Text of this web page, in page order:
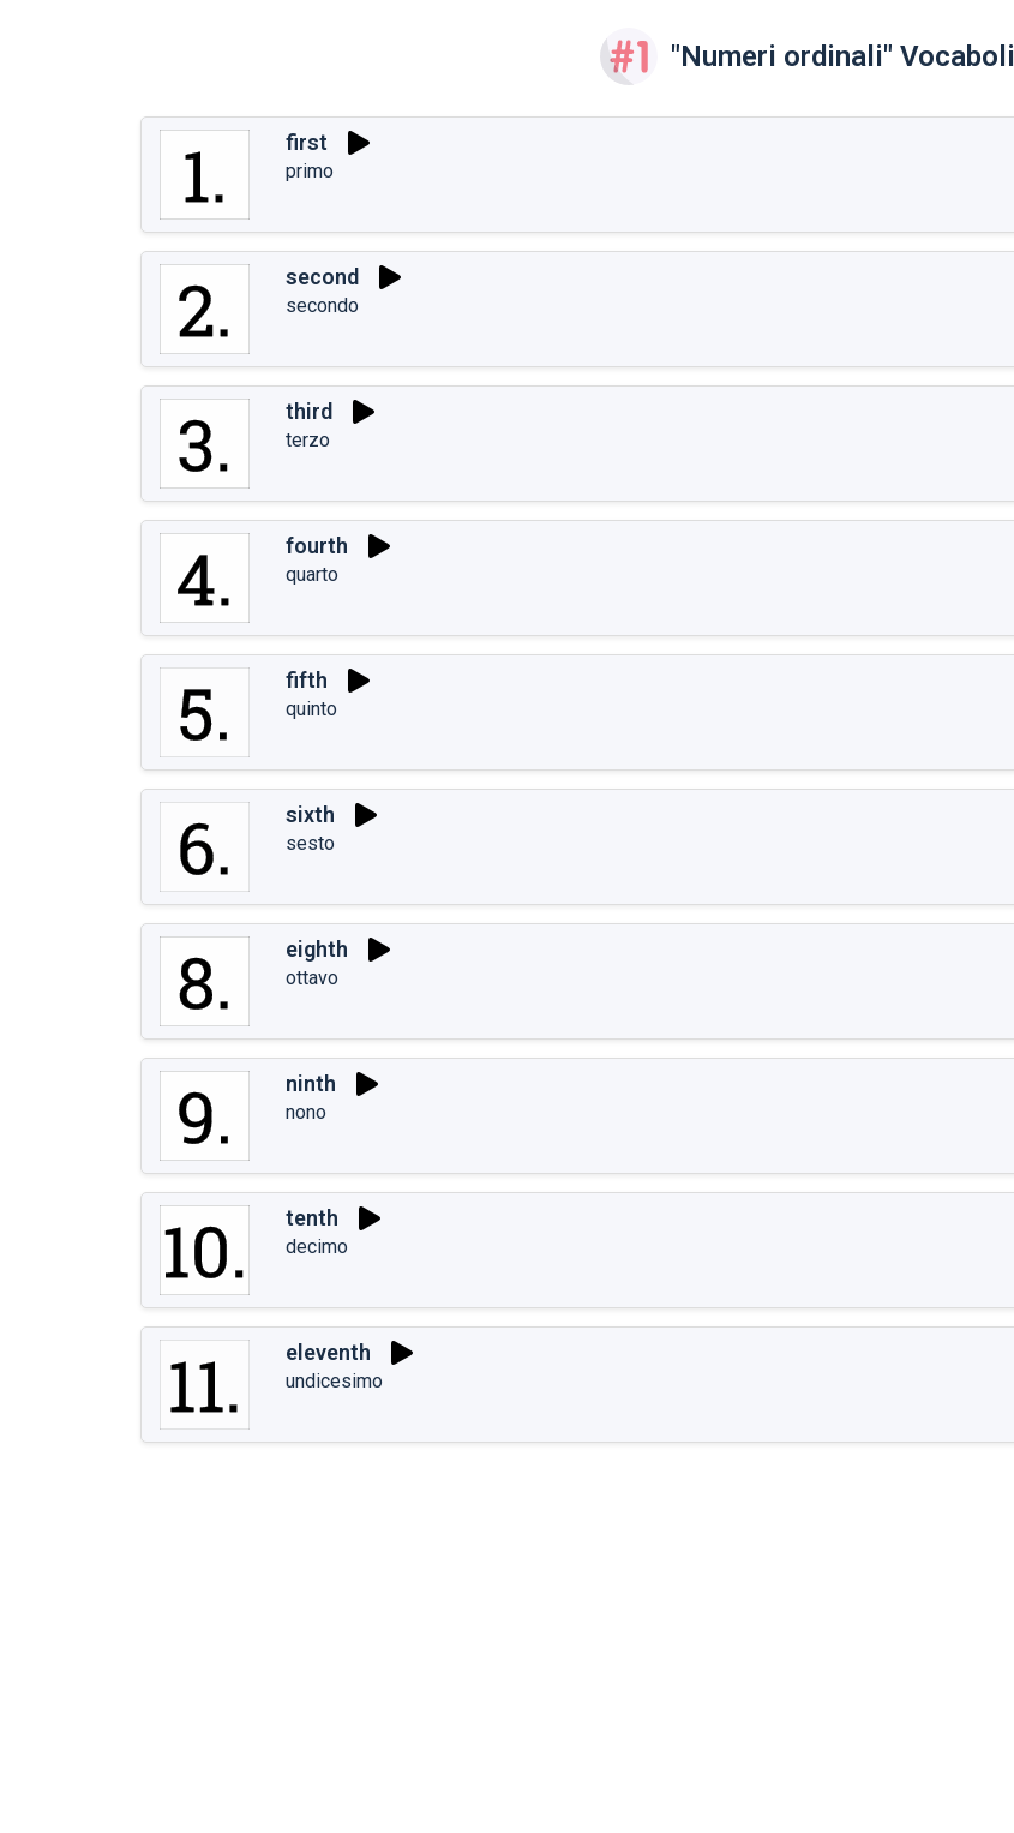
"Numeri ordinali" Vocaboli
first
primo
second
secondo
third
terzo
fourth
quarto
fifth
quinto
sixth
sesto
eighth
ottavo
ninth
nono
tenth
decimo
eleventh
undicesimo